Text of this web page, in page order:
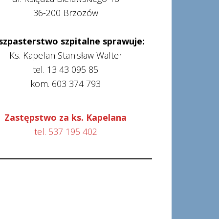
36-200 Brzozów
szpitalne sprawuje:
Ks. Kapelan Stanisław Walter
tel. 13 43 095 85
kom. 603 374 793
Zastępstwo za ks. Kapelana
tel. 537 195 402